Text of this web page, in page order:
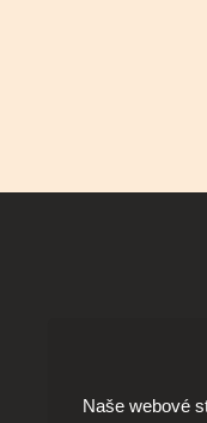
Naše webové